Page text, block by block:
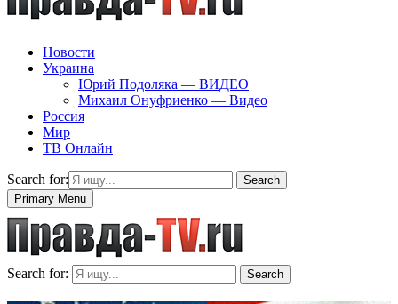
Новости
Украина
Юрий Подоляка — ВИДЕО
Михаил Онуфриенко — Видео
Россия
Мир
ТВ Онлайн
Search for:
Search
Primary Menu
Search for: Search